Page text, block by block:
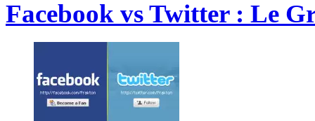
Facebook vs Twitter : Le